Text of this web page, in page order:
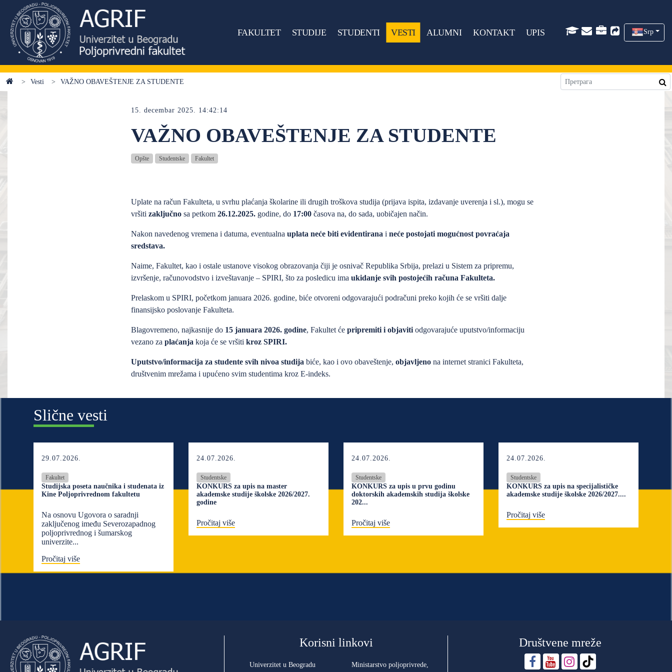
FAKULTET STUDIJE STUDENTI VESTI ALUMNI KONTAKT UPIS Srp
Vesti VAŽNO OBAVEŠTENJE ZA STUDENTE
15. decembar 2025. 14:42:14
VAŽNO OBAVEŠTENJE ZA STUDENTE
Opšte Studentske Fakultet
Uplate na račun Fakulteta, u svrhu plaćanja školarine ili drugih troškova studija (prijava ispita, izdavanje uverenja i sl.), mogu se
vršitizaključno sa petkom26.12.2025. godine, do 17:00 časova na, do sada, uobičajen način.
Nakon navedenog vremena i datuma, eventualnauplata neće biti evidentirana ineće postojati mogućnost povraćaja
sredstava.
Naime, Fakultet, kao i ostale ustanove visokog obrazovanja čiji je osnivač Republika Srbija, prelazi u Sistem za pripremu,
izvršenje, računovodstvo i izveštavanje – SPIRI, što za posledicu imaukidanje svih postojećihračuna Fakulteta.
Prelaskom u SPIRI, početkom januara 2026. godine, biće otvoreni odgovarajući podračuni preko kojih će se vršiti dalje
finansijsko poslovanje Fakulteta.
Blagovremeno, najkasnije do 15 januara 2026. godine, Fakultet ćepripremiti i objaviti odgovarajuće uputstvo/informaciju
vezano zaplaćanja koja će se vršitikroz SPIRI.
Uputstvo/informacija za studente svih nivoa studija biće, kao i ovo obaveštenje,objavljeno na internet stranici Fakulteta,
društvenim mrežama i upućeno svim studentima kroz E-indeks.
Slične vesti
29.07.2026.
Fakultet
Studijska poseta naučnika i studenata iz
Kine Poljoprivrednom fakultetu
Na osnovu Ugovora o saradnji
zaključenog imeđu Severozapadnog
poljoprivrednog i šumarskog
univerzite...
Pročitaj više
24.07.2026.
Studentske
KONKURS za upis na master
akademske studije školske 2026/2027.
godine
Pročitaj više
24.07.2026.
Studentske
KONKURS za upis u prvu godinu
doktorskih akademskih studija školske
202...
Pročitaj više
24.07.2026.
Studentske
KONKURS za upis na specijalističke
akademske studije školske 2026/2027....
Pročitaj više
Korisni linkovi
Univerzitet u Beogradu
Ministarstvo poljoprivrede,
Društvene mreže